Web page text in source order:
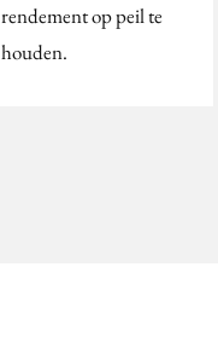
rendement op peil te
houden.